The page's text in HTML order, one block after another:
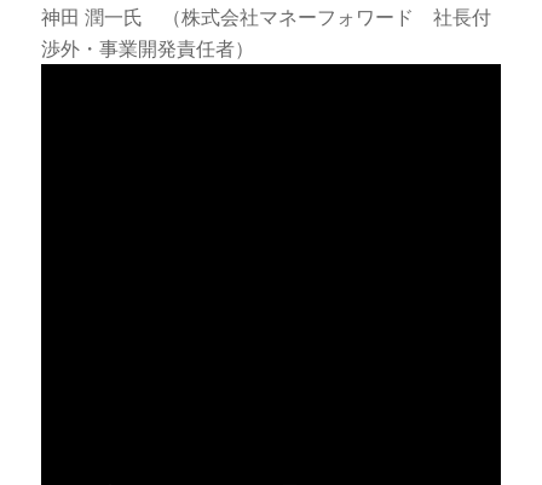
神田 潤一氏 （株式会社マネーフォワード 社長付
渉外・事業開発責任者）